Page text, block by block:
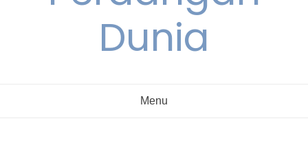
Dunia
Menu